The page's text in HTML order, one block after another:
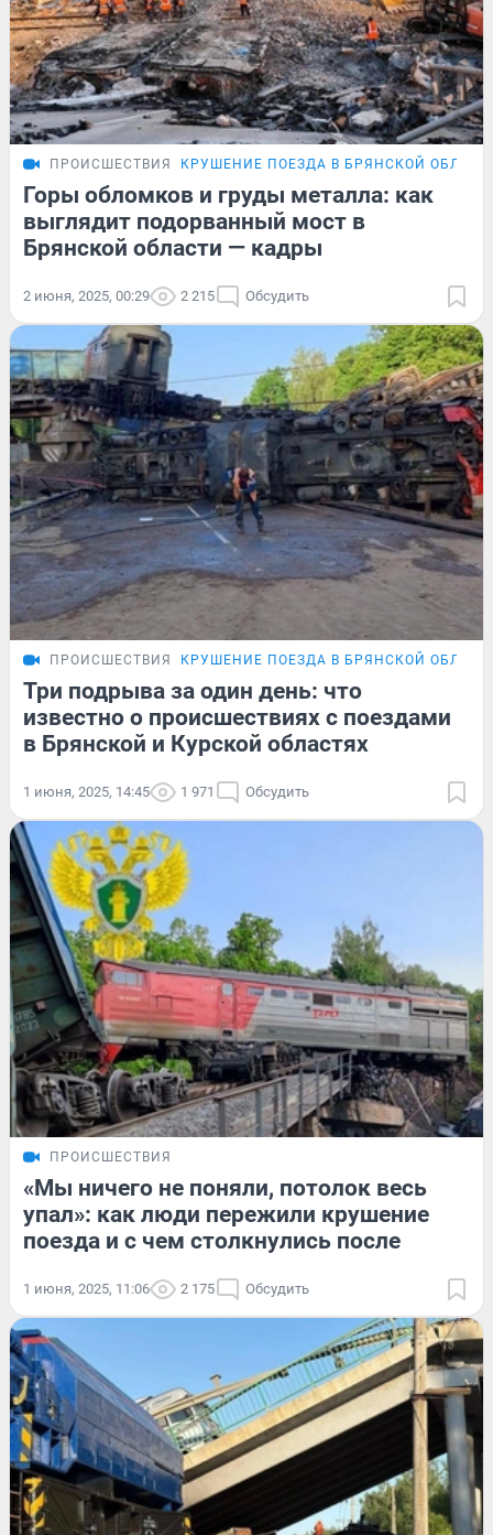
ПРОИСШЕСТВИЯ КРУШЕНИЕ ПОЕЗДА В БРЯНСКОЙ
Горы обломков и груды металла: как
выглядит подорванный мост в
Брянской области — кадры
2 июня, 2025, 00:29 2 215 Обсудить
ПРОИСШЕСТВИЯ КРУШЕНИЕ ПОЕЗДА В БРЯНСКОЙ
Три подрыва за один день: что
известно о происшествиях с поездами
в Брянской и Курской областях
1 июня, 2025, 14:45 1 971 Обсудить
ПРОИСШЕСТВИЯ
«Мы ничего не поняли, потолок весь
упал»: как люди пережили крушение
поезда и с чем столкнулись после
1 июня, 2025, 11:06 2 175 Обсудить